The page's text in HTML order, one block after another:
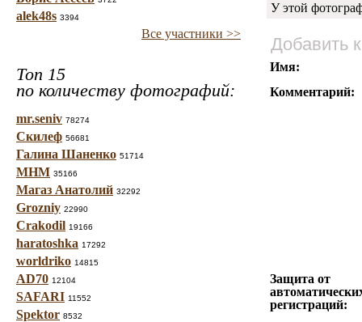
alek48s 3394
Все участники >>
Топ 15
по количеству фотографий:
mr.seniv 78274
Скилеф 56681
Галина Шаненко 51714
МНМ 35166
Магаз Анатолий 32292
Grozniy 22990
Crakodil 19166
haratoshka 17292
worldriko 14815
AD70 12104
SAFARI 11552
Spektor 8532
У этой
Добавить
Имя:
Комментарий:
Защита от
регистраций: